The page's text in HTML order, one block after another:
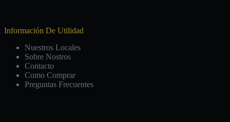
Información De Utilidad
Nuestros Locales
Sobre Nostros
Contacto
Como Comprar
Preguntas Frecuentes